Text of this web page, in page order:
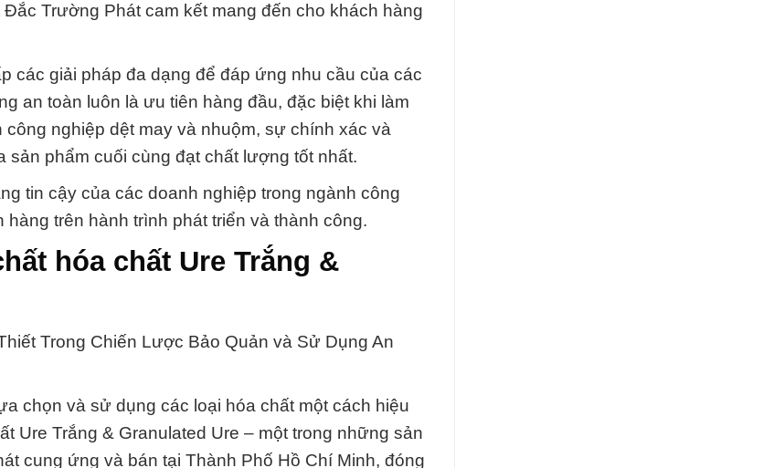
Trường Phát cam kết mang đến cho khách hàng
các giải pháp đa dạng để đáp ứng nhu cầu của các
an toàn luôn là ưu tiên hàng đầu, đặc biệt khi làm
nghiệp dệt may và nhuộm, sự chính xác và
sản phẩm cuối cùng đạt chất lượng tốt nhất.
tin cậy của các doanh nghiệp trong ngành công
trên hành trình phát triển và thành công.
hóa chất Ure Trắng &
Trong Chiến Lược Bảo Quản và Sử Dụng An
chọn và sử dụng các loại hóa chất một cách hiệu
Ure Trắng & Granulated Ure – một trong những sản
cung ứng và bán tại Thành Phố Hồ Chí Minh, đóng